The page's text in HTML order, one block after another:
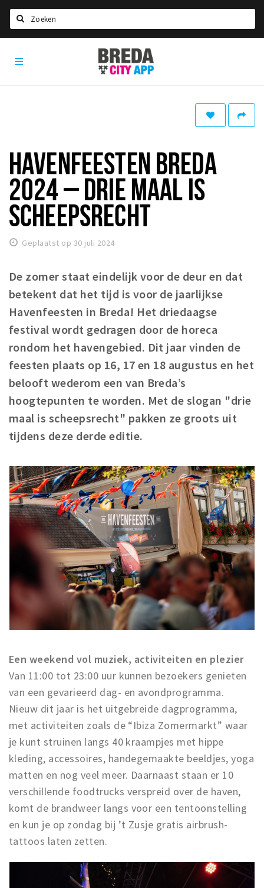
Home
Eten
Drinken
Slapen
Winkelgebieden
Parkeren
Bezienswaardigheden
Musea, theaters & podia
Uitjes & activiteiten
Toeristische routes
Natuurgebieden
Baroniepoorten
Sport
Privacy
Inloggen
Breda
City
App
HAVENFEESTEN BREDA
2024 – DRIE MAAL IS
SCHEEPSRECHT
Geplaatst op 30 juli 2024
De zomer staat eindelijk voor de deur en dat
betekent dat het tijd is voor de jaarlijkse
Havenfeesten in Breda! Het driedaagse
festival wordt gedragen door de horeca
rondom het havengebied. Dit jaar vinden de
feesten plaats op 16, 17 en 18 augustus en het
belooft wederom een van Breda’s
hoogtepunten te worden. Met de slogan "drie
maal is scheepsrecht" pakken ze groots uit
tijdens deze derde editie.
Een weekend vol muziek, activiteiten en plezier
Van 11:00 tot 23:00 uur kunnen bezoekers genieten
van een gevarieerd dag- en avondprogramma.
Nieuw dit jaar is het uitgebreide dagprogramma,
met activiteiten zoals de “Ibiza Zomermarkt” waar
je kunt struinen langs 40 kraampjes met hippe
kleding, accessoires, handegemaakte beeldjes, yoga
matten en nog veel meer. Daarnaast staan er 10
verschillende foodtrucks verspreid over de haven,
komt de brandweer langs voor een tentoonstelling
en kun je op zondag bij ’t Zusje gratis airbrush-
tattoos laten zetten.